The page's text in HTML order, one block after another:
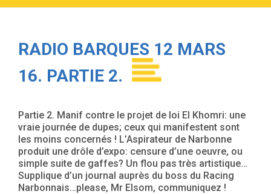
RADIO BARQUES 12 MARS
16. PARTIE 2.
Partie 2. Manif contre le projet de loi El Khomri: une
vraie journée de dupes; ceux qui manifestent sont
les moins concernés ! L’Aspirateur de Narbonne
produit une drôle d’expo: censure d’une oeuvre, ou
simple suite de gaffes? Un flou pas très artistique…
Supplique d’un journal auprès du boss du Racing
Narbonnais…please, Mr Elsom, communiquez !